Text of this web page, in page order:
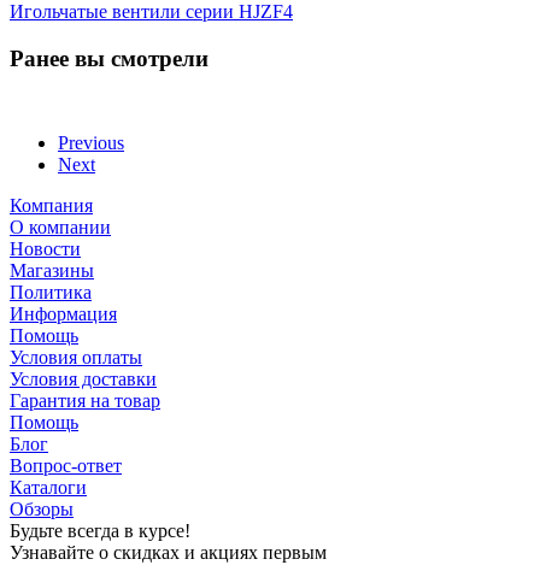
Игольчатые вентили серии HJZF4
Ранее вы смотрели
Previous
Next
Компания
О компании
Новости
Магазины
Политика
Информация
Помощь
Условия оплаты
Условия доставки
Гарантия на товар
Помощь
Блог
Вопрос-ответ
Каталоги
Обзоры
Будьте всегда в курсе!
Узнавайте о скидках и акциях первым